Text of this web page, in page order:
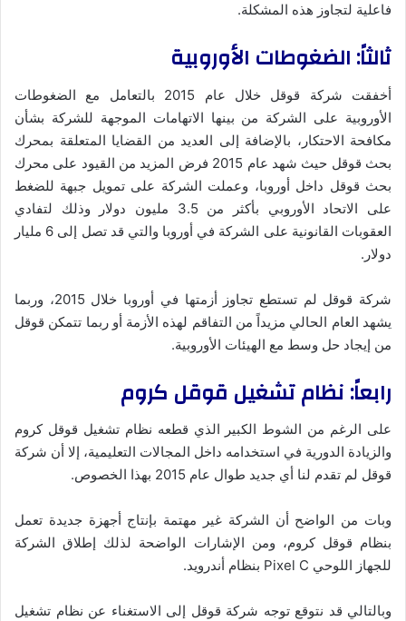
فاعلية لتجاوز هذه المشكلة.
ثالثاً: الضغوطات الأوروبية
أخفقت شركة قوقل خلال عام 2015 بالتعامل مع الضغوطات
الأوروبية على الشركة من بينها الاتهامات الموجهة للشركة بشأن
مكافحة الاحتكار، بالإضافة إلى العديد من القضايا المتعلقة بمحرك
بحث قوقل حيث شهد عام 2015 فرض المزيد من القيود على محرك
بحث قوقل داخل أوروبا، وعملت الشركة على تمويل جبهة للضغط
على الاتحاد الأوروبي بأكثر من 3.5 مليون دولار وذلك لتفادي
العقوبات القانونية على الشركة في أوروبا والتي قد تصل إلى 6 مليار
دولار.
شركة قوقل لم تستطع تجاوز أزمتها في أوروبا خلال 2015، وربما
يشهد العام الحالي مزيداً من التفاقم لهذه الأزمة أو ربما تتمكن قوقل
من إيجاد حل وسط مع الهيئات الأوروبية.
رابعاً: نظام تشغيل قوقل كروم
على الرغم من الشوط الكبير الذي قطعه نظام تشغيل قوقل كروم
والزيادة الدورية في استخدامه داخل المجالات التعليمية، إلا أن شركة
قوقل لم تقدم لنا أي جديد طوال عام 2015 بهذا الخصوص.
وبات من الواضح أن الشركة غير مهتمة بإنتاج أجهزة جديدة تعمل
بنظام قوقل كروم، ومن الإشارات الواضحة لذلك إطلاق الشركة
للجهاز اللوحي Pixel C بنظام أندرويد.
وبالتالي قد نتوقع توجه شركة قوقل إلى الاستغناء عن نظام تشغيل